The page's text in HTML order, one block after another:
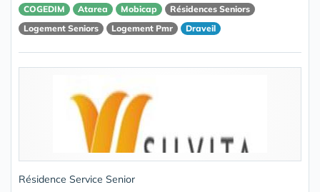
COGEDIM Atarea Mobicap
Résidences Seniors
Logement Seniors
Logement Pmr Draveil
Résidence Service Senior